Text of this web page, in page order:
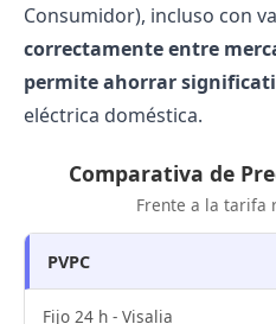
Consumidor), incluso con
correctamente entre
permite ahorrar
eléctrica doméstica.
Comparativa de
Frente a la tarifa
PVPC
Fijo 24 h - Visalia